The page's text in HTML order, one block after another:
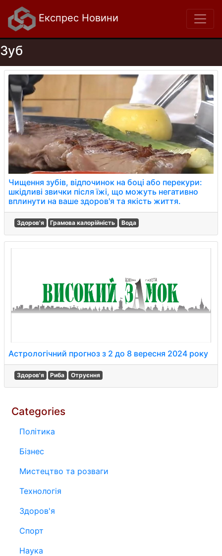
Експрес Новини
Зуб
Чищення зубів, відпочинок на боці або перекури:
шкідливі звички після їжі, що можуть негативно
вплинути на ваше здоров'я та якість життя.
Здоров'я Грамова калорійність Вода
Астрологічний прогноз з 2 до 8 вересня 2024 року
Здоров'я Риба Отруєння
Categories
Політика
Бізнес
Мистецтво та розваги
Технологія
Здоров'я
Спорт
Наука